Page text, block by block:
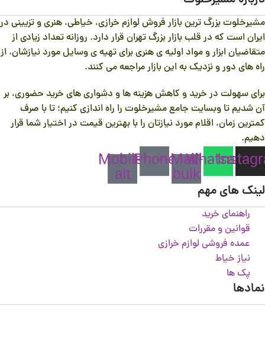
مشیرخلوت بزرگ ترین بازار فروش لوازم خرازی، خیاطی، هنری و تزیینی در
ایران است که در قلب بازار بزرگ تهران قرار دارد. روزانه تعداد زیادی از
متقاضیان ابزار و مواد اولیه ی هنری برای تهیه ی وسایل مورد نیازشان، از
راه های دور و نزدیک به این بازار مراجعه می کنند.
برای سهولت در خرید و کاهش هزینه ها و دشواری های خرید حضوری، بر
آن شدیم تا وبسایت جامع مشیرخلوت را راه اندازی کنیم؛ تا با صرف
کمترین زمان، اقلام مورد نیازتان را با بهترین قیمت در اختیار شما قرار
دهیم.
Whatsapp
Mail-
bulk
Phone
Mobile-
alt
لینک های مهم
راهنمای خرید
قوانین و مقررات
عمده فروشی لوازم خرازی
نیاز خیاط
پک ها
نمادها